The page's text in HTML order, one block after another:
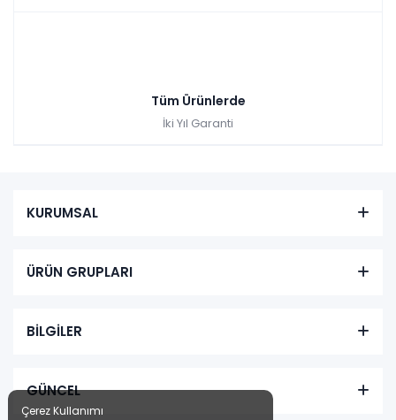
Tüm Ürünlerde
İki Yıl Garanti
KURUMSAL
ÜRÜN GRUPLARI
BİLGİLER
GÜNCEL
Çerez Kullanımı